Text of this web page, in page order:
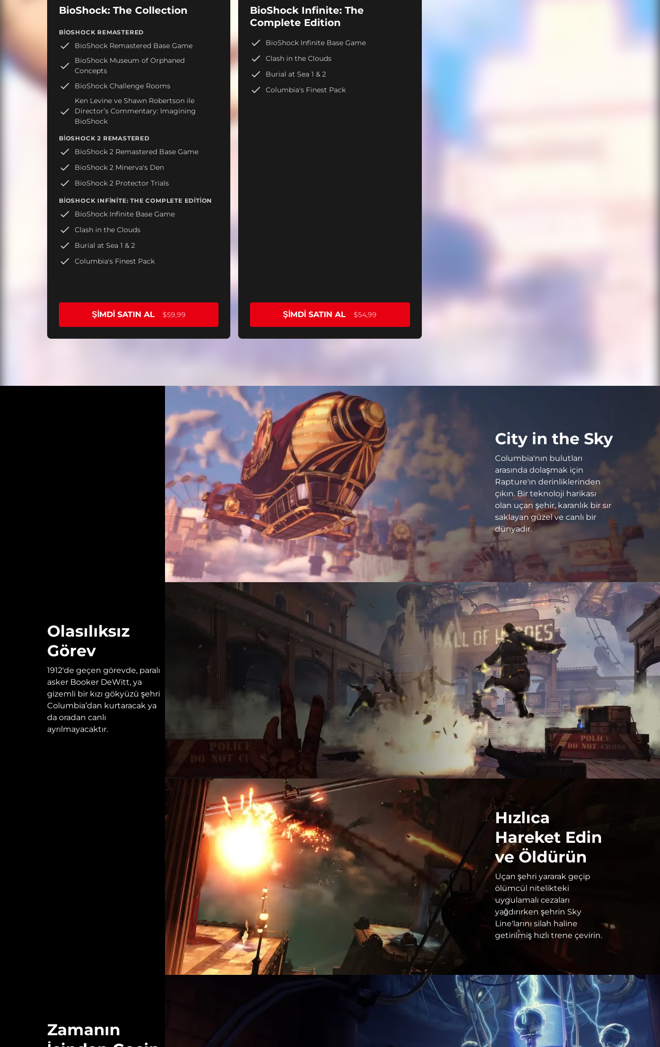
BioShock: The Collection
BIOSHOCK REMASTERED
BioShock Remastered Base Game
BioShock Museum of Orphaned
Concepts
BioShock Challenge Rooms
Ken Levine ve Shawn Robertson ile
Director’s Commentary: Imagining
BioShock
BIOSHOCK 2 REMASTERED
BioShock 2 Remastered Base Game
BioShock 2 Minerva's Den
BioShock 2 Protector Trials
BIOSHOCK INFINITE: THE COMPLETE EDITION
BioShock Infinite Base Game
Clash in the Clouds
Burial at Sea 1 & 2
Columbia's Finest Pack
ŞIMDI SATIN AL $59,99
BioShock Infinite: The
Complete Edition
BioShock Infinite Base Game
Clash in the Clouds
Burial at Sea 1 & 2
Columbia's Finest Pack
ŞIMDI SATIN AL $54,99
City in the Sky
Columbia'nın bulutları
arasında dolaşmak için
Rapture'ın derinliklerinden
çıkın. Bir teknoloji harikası
olan uçan şehir, karanlık bir sır
saklayan güzel ve canlı bir
dünyadır.
Olasılıksız
Görev
1912'de geçen görevde, paralı
asker Booker DeWitt, ya
gizemli bir kızı gökyüzü şehri
Columbia’dan kurtaracak ya
da oradan canlı
ayrılmayacaktır.
Hızlıca
Hareket Edin
ve Öldürün
Uçan şehri yararak geçip
ölümcül nitelikteki
uygulamalı cezaları
yağdırırken şehrin Sky
Line'larını silah haline
getirilmiş hızlı trene çevirin.
Zamanın